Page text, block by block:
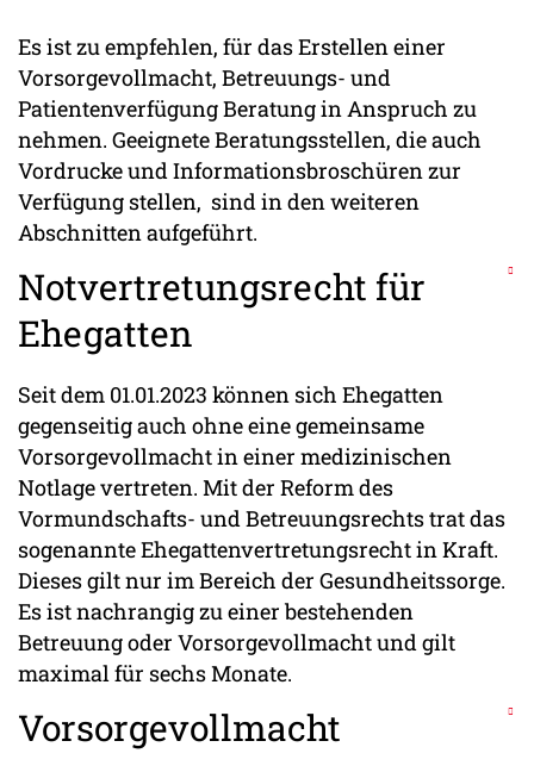
Es ist zu empfehlen, für das Erstellen einer
Vorsorgevollmacht, Betreuungs- und
Patientenverfügung Beratung in Anspruch zu
nehmen. Geeignete Beratungsstellen, die auch
Vordrucke und Informationsbroschüren zur
Verfügung stellen, sind in den weiteren
Abschnitten aufgeführt.
Notvertretungsrecht für
Ehegatten
Seit dem 01.01.2023 können sich Ehegatten
gegenseitig auch ohne eine gemeinsame
Vorsorgevollmacht in einer medizinischen
Notlage vertreten. Mit der Reform des
Vormundschafts- und Betreuungsrechts trat das
sogenannte Ehegattenvertretungsrecht in Kraft.
Dieses gilt nur im Bereich der Gesundheitssorge.
Es ist nachrangig zu einer bestehenden
Betreuung oder Vorsorgevollmacht und gilt
maximal für sechs Monate.
Vorsorgevollmacht